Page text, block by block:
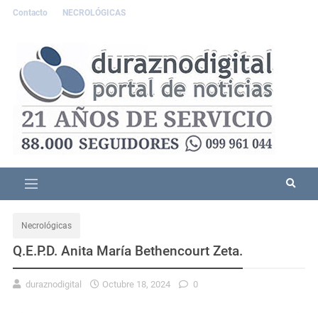
Contacto NECROLÓGICAS
Necrológicas
Q.E.P.D. Anita María Bethencourt Zeta.
duraznodigital Octubre 18, 2024 0